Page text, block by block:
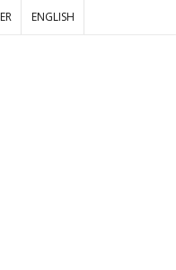
ENGLISH